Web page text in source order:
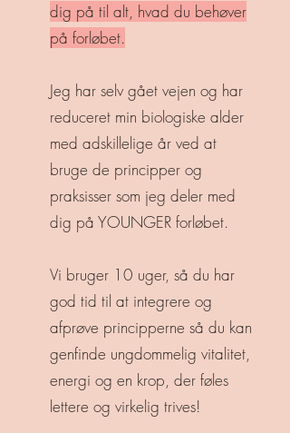
dig på til alt, hvad du behøver
på forløbet.
Jeg har selv gået vejen og har
reduceret min biologiske alder
med adskillelige år ved at
bruge de principper og
praksisser som jeg deler med
dig på YOUNGER forløbet.
Vi bruger 10 uger, så du har
god tid til at integrere og
afprøve principperne så du kan
genfinde ungdommelig vitalitet,
energi og en krop, der føles
lettere og virkelig trives!